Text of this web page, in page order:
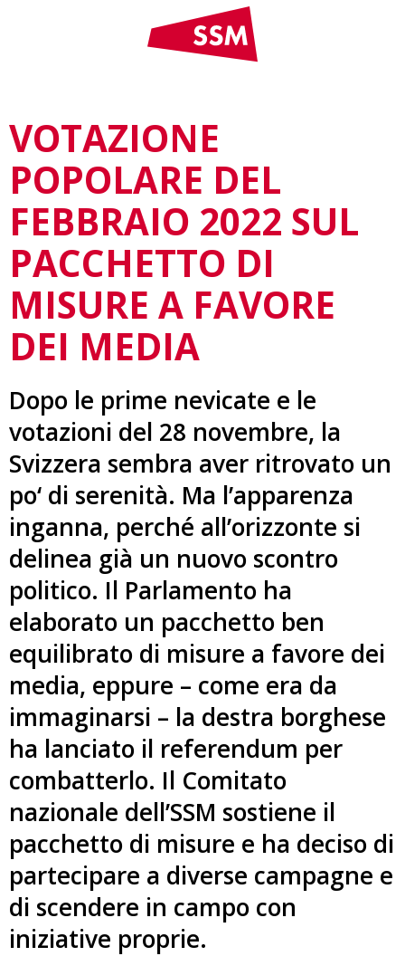
VOTAZIONE
POPOLARE DEL
FEBBRAIO 2022 SUL
PACCHETTO DI
MISURE A FAVORE
DEI MEDIA
Dopo le prime nevicate e le
votazioni del 28 novembre, la
Svizzera sembra aver ritrovato un
po‘ di serenità. Ma l’apparenza
inganna, perché all’orizzonte si
delinea già un nuovo scontro
politico. Il Parlamento ha
elaborato un pacchetto ben
equilibrato di misure a favore dei
media, eppure – come era da
immaginarsi – la destra borghese
ha lanciato il referendum per
combatterlo. Il Comitato
nazionale dell’SSM sostiene il
pacchetto di misure e ha deciso di
partecipare a diverse campagne e
di scendere in campo con
iniziative proprie.